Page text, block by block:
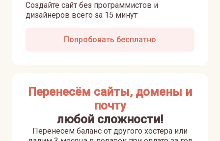
Создайте сайт без программистов и
дизайнеров всего за 15 минут
Попробовать бесплатно
Перенесём сайты, домены и
почту
любой сложности!
Перенесем баланс от другого хостера или